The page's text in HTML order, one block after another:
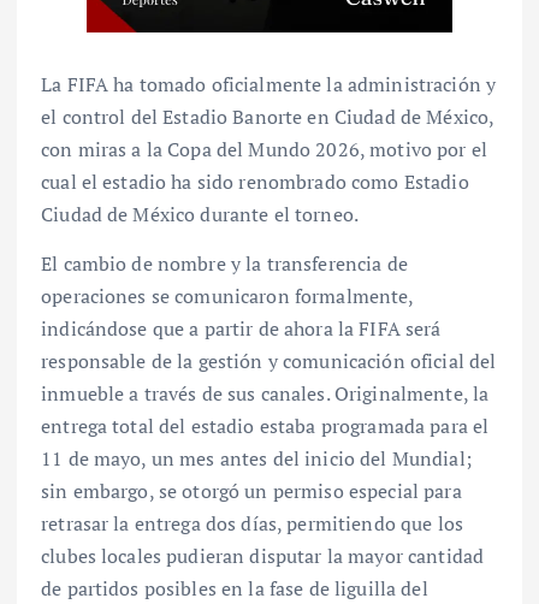
La FIFA ha tomado oficialmente la administración y
el control del Estadio Banorte en Ciudad de México,
con miras a la Copa del Mundo 2026, motivo por el
cual el estadio ha sido renombrado como Estadio
Ciudad de México durante el torneo.
El cambio de nombre y la transferencia de
operaciones se comunicaron formalmente,
indicándose que a partir de ahora la FIFA será
responsable de la gestión y comunicación oficial del
inmueble a través de sus canales. Originalmente, la
entrega total del estadio estaba programada para el
11 de mayo, un mes antes del inicio del Mundial;
sin embargo, se otorgó un permiso especial para
retrasar la entrega dos días, permitiendo que los
clubes locales pudieran disputar la mayor cantidad
de partidos posibles en la fase de liguilla del